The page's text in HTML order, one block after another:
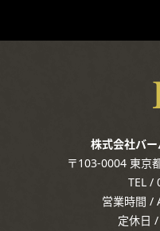
株式会社バー
〒103-0004 東京
TEL /
営業時間 /
定休日